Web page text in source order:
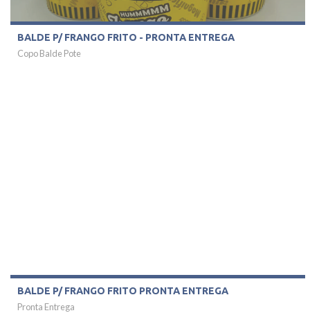
BALDE P/ FRANGO FRITO - PRONTA ENTREGA
Copo Balde Pote
BALDE P/ FRANGO FRITO PRONTA ENTREGA
Pronta Entrega